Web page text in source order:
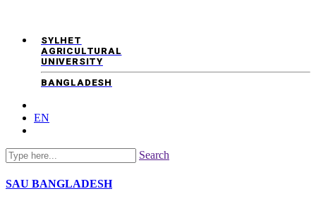
SYLHET
AGRICULTURAL
UNIVERSITY
BANGLADESH
EN
Search
SAU BANGLADESH